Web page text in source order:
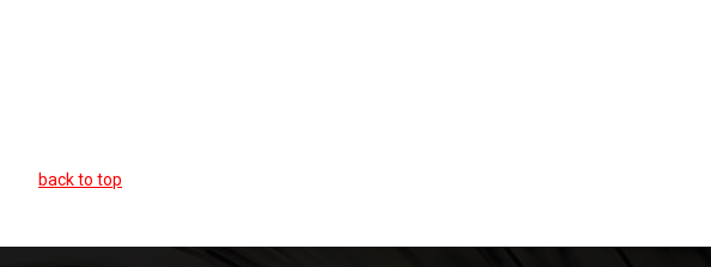
back to top